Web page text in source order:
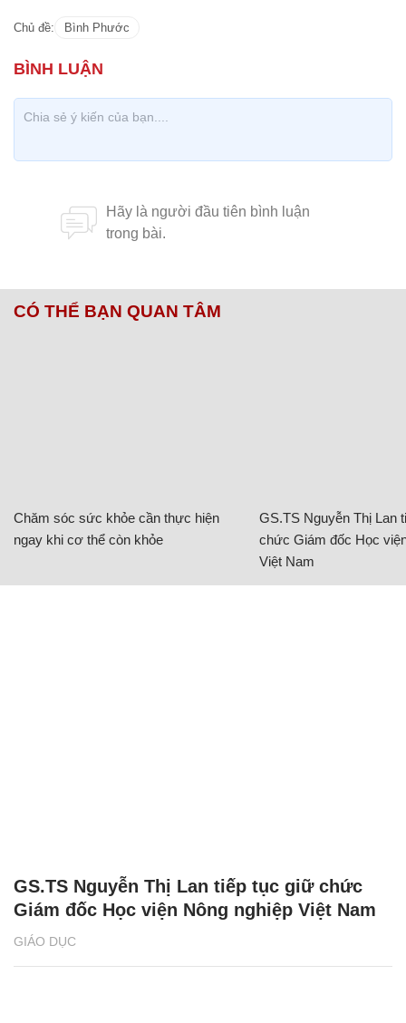
Chủ đề: Bình Phước
CÓ THỂ BẠN QUAN TÂM
Chăm sóc sức khỏe cần thực hiện
ngay khi cơ thể còn khỏe
GS.TS Nguyễn Thị Lan
chức Giám đốc Học
Việt Nam
GIÁO DỤC
GS.TS Nguyễn Thị Lan tiếp tục giữ chức
Giám đốc Học viện Nông nghiệp Việt Nam